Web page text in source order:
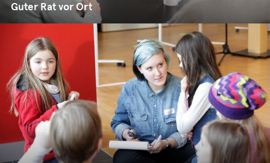
Guter Rat vor Ort